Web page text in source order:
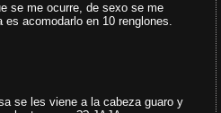
se me ocurre, de sexo se me
acomodarlo en 10 renglones.
se les viene a la cabeza guaro y